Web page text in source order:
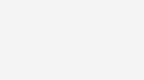
sich im Jahr 2022 erneut
hohen Preissteigerungen.